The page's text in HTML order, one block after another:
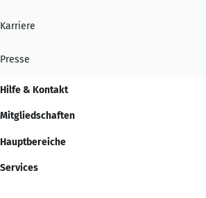
Karriere
Presse
Hilfe & Kontakt
Mitgliedschaften
Hauptbereiche
Services